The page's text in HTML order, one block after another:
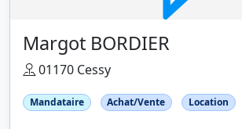
Margot BORDIER
01170 Cessy
Mandataire Achat/Vente Location